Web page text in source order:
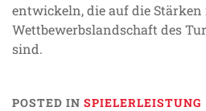
entwickeln, die auf die Stärken
Wettbewerbslandschaft des
sind.
POSTED IN SPIELERLEISTUNG